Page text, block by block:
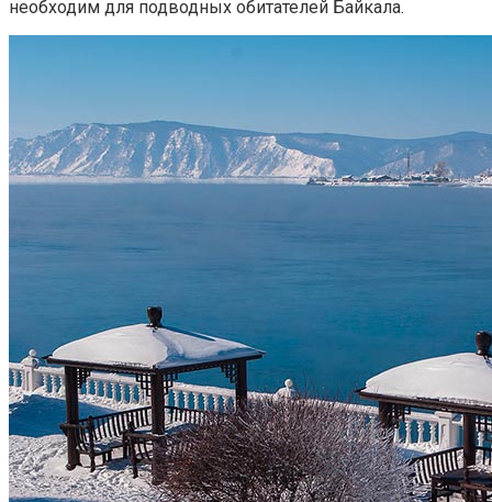
необходим для подводных обитателей Байкала.